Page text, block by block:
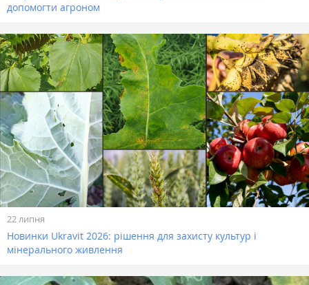
допомогти агроном
22 липня
Новинки Ukravit 2026: рішення для захисту культур і
мінерального живлення